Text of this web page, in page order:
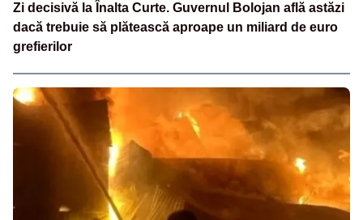
Zi decisivă la Înalta Curte. Guvernul Bolojan află astăzi
dacă trebuie să plătească aproape un miliard de euro
grefierilor